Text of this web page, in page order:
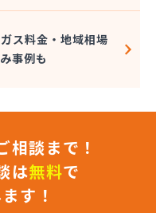
合
ス料金・地域相場
事例も
相談まで！
は無料で
す！